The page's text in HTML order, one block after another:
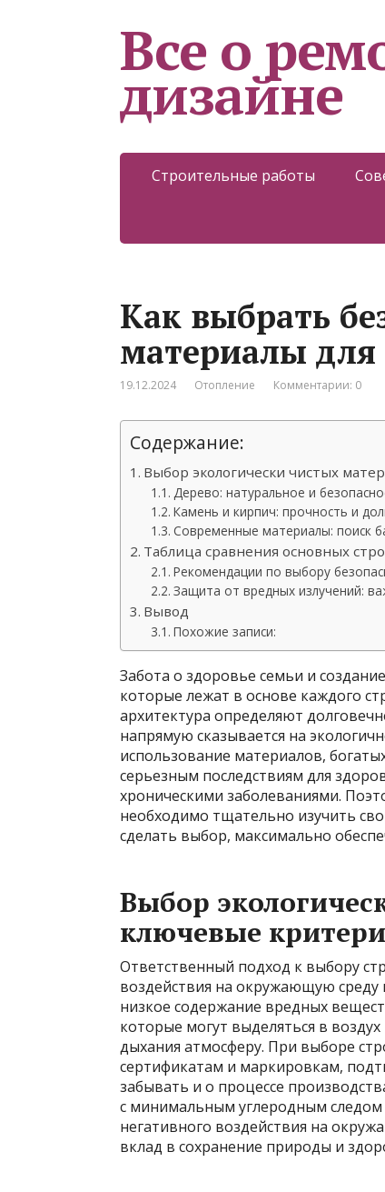
Все о
дизайне
Строительные работы
Как выбрать
материалы
19.12.2024 Отопление Комментарии: 0
Содержание:
Выбор экологически чистых
Дерево: натуральное и
Камень и кирпич: прочность и
Современные материалы: поиск
Таблица сравнения основных
Рекомендации по выбору
Защита от вредных излучений:
Вывод
Похожие записи:
Забота о здоровье семьи и
которые лежат в основе каждого
архитектура определяют
напрямую сказывается на
использование материалов,
серьезным последствиям для
хроническими заболеваниями.
необходимо тщательно изучить
сделать выбор, максимально
Выбор
ключевые
Ответственный подход к выбору
воздействия на окружающую среду
низкое содержание вредных
которые могут выделяться в
дыхания атмосферу. При выборе
сертификатам и маркировкам,
забывать и о процессе
с минимальным углеродным следом
негативного воздействия на
вклад в сохранение природы и